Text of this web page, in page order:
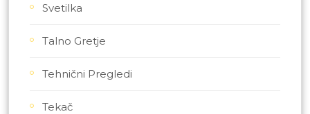
Svetilka
Talno Gretje
Tehnični Pregledi
Tekač